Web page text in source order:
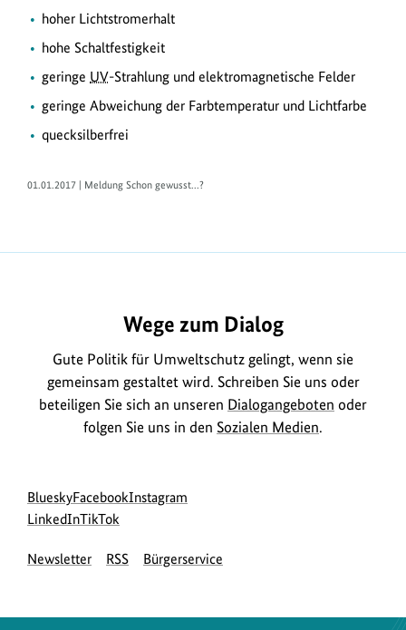
hoher Lichtstromerhalt
hohe Schaltfestigkeit
geringe UV-Strahlung und elektromagnetische Felder
geringe Abweichung der Farbtemperatur und Lichtfarbe
quecksilberfrei
01.01.2017 | Meldung Schon gewusst...?
Wege zum Dialog
Gute Politik für Umweltschutz gelingt, wenn sie
gemeinsam gestaltet wird. Schreiben Sie uns oder
beteiligen Sie sich an unseren Dialogangeboten oder
folgen Sie uns in den Sozialen Medien.
Social
Media
Blueskyzur
Bluesky-
des
Facebookzur
des
Instagram
des
LinkedInzur
Seite
zur
Seite
TikTok
Newsletter RSS Bürgerservice